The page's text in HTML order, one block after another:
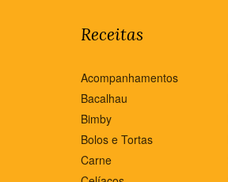
Receitas
Acompanhamentos
Bacalhau
Bimby
Bolos e Tortas
Carne